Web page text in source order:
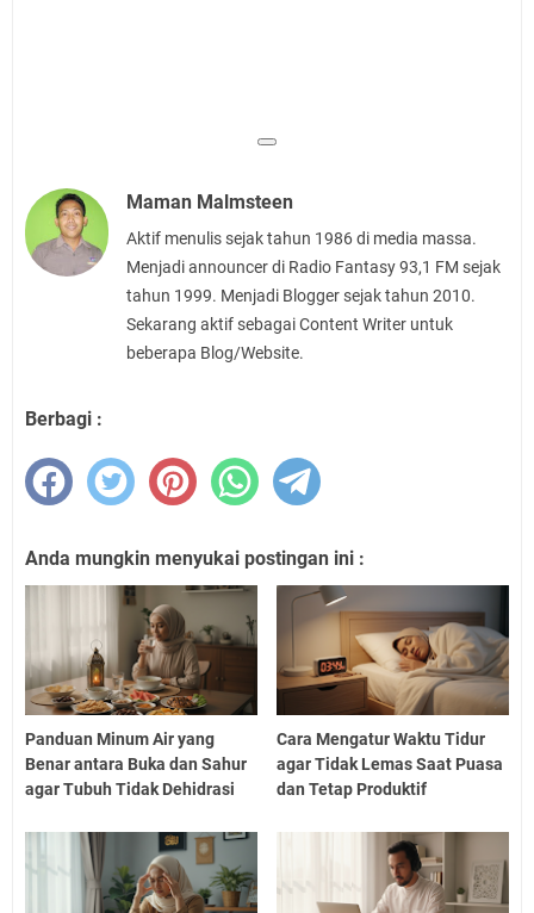
Maman Malmsteen
Aktif menulis sejak tahun 1986 di media massa.
Menjadi announcer di Radio Fantasy 93,1 FM sejak
tahun 1999. Menjadi Blogger sejak tahun 2010.
Sekarang aktif sebagai Content Writer untuk
beberapa Blog/Website.
Berbagi :
Anda mungkin menyukai postingan ini :
Panduan Minum Air yang
Benar antara Buka dan Sahur
agar Tubuh Tidak Dehidrasi
Cara Mengatur Waktu Tidur
agar Tidak Lemas Saat Puasa
dan Tetap Produktif